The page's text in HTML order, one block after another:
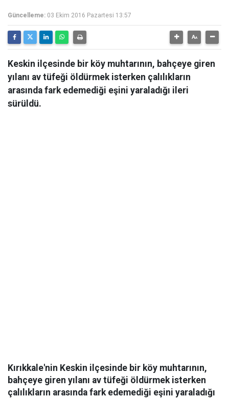
Güncelleme: 03 Ekim 2016 Pazartesi 13:57
Keskin ilçesinde bir köy muhtarının, bahçeye giren
yılanı av tüfeği öldürmek isterken çalılıkların
arasında fark edemediği eşini yaraladığı ileri
sürüldü.
Kırıkkale'nin Keskin ilçesinde bir köy muhtarının,
bahçeye giren yılanı av tüfeği öldürmek isterken
çalılıkların arasında fark edemediği eşini yaraladığı